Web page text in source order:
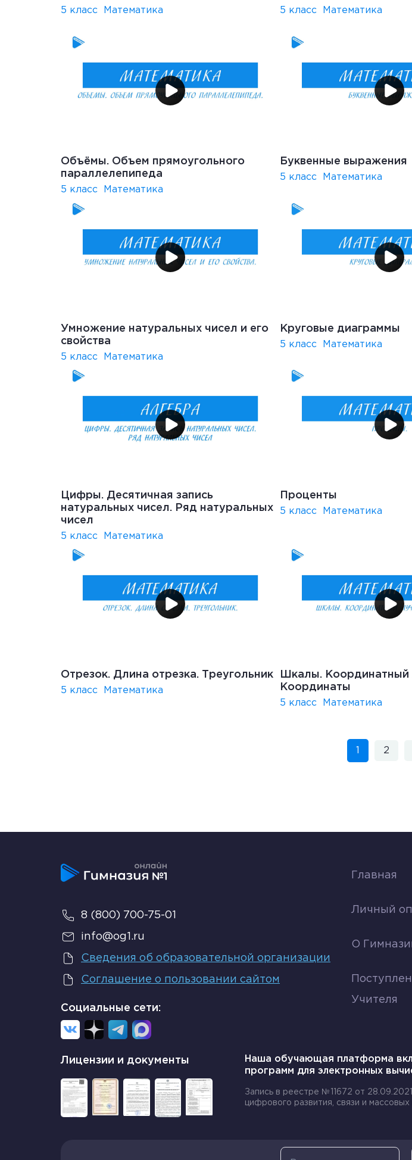
5 класс Математика 5 класс Математика
Объёмы. Объем прямоугольного
параллелепипеда
5 класс Математика
Буквенные выражения
5 класс Математика
Умножение натуральных чисел и его
свойства
5 класс Математика
Круговые диаграммы
5 класс Математика
Цифры. Десятичная запись
натуральных чисел. Ряд натуральных
чисел
5 класс Математика
Проценты
5 класс Математика
Отрезок. Длина отрезка. Треугольник
5 класс Математика
Шкалы. Координатный
Координаты
5 класс Математика
2
8 (800) 700-75-01
info@og1.ru
Сведения об образовательной организации
Соглашение о пользовании сайтом
Социальные сети:
Главная
Личный
О
Учителя
Лицензии и документы
Наша обучающая платформа
программ для электронных
Запись в реестре №11672 от
цифрового развития, связи и